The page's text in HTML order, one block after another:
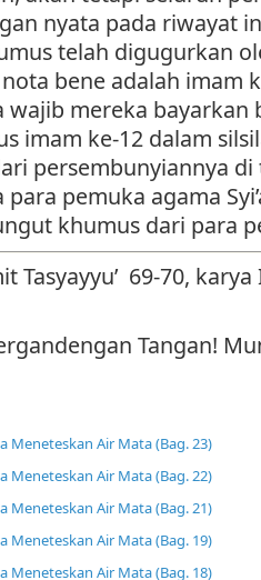
nyata pada riwayat
telah digugurkan
nota bene adalah imam
wajib mereka bayarkan
imam ke-12 dalam
persembunyiannya
pemuka agama
khumus dari para
Tasyayyu’ 69-70,
Tangan!
Meneteskan Air Mata (Bag. 23)
Meneteskan Air Mata (Bag. 22)
Meneteskan Air Mata (Bag. 21)
Meneteskan Air Mata (Bag. 19)
Meneteskan Air Mata (Bag. 18)